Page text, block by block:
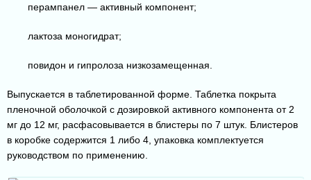
перампанел — активный компонент;
лактоза моногидрат;
повидон и гипролоза низкозамещенная.
Выпускается в таблетированной форме. Таблетка покрыта
пленочной оболочкой с дозировкой активного компонента от 2
мг до 12 мг, расфасовывается в блистеры по 7 штук. Блистеров
в коробке содержится 1 либо 4, упаковка комплектуется
руководством по применению.